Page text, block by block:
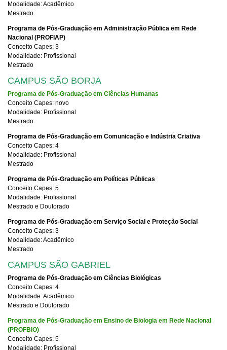
Modalidade: Acadêmico
Mestrado
Programa de Pós-Graduação em Administração Pública em Rede
Nacional (PROFIAP)
Conceito Capes: 3
Modalidade: Profissional
Mestrado
CAMPUS SÃO BORJA
Programa de Pós-Graduação em Ciências Humanas
Conceito Capes: novo
Modalidade: Profissional
Mestrado
Programa de Pós-Graduação em Comunicação e Indústria Criativa
Conceito Capes: 4
Modalidade: Profissional
Mestrado
Programa de Pós-Graduação em Políticas Públicas
Conceito Capes: 5
Modalidade: Profissional
Mestrado e Doutorado
Programa de Pós-Graduação em Serviço Social e Proteção Social
Conceito Capes: 3
Modalidade: Acadêmico
Mestrado
CAMPUS SÃO GABRIEL
Programa de Pós-Graduação em Ciências Biológicas
Conceito Capes: 4
Modalidade: Acadêmico
Mestrado e Doutorado
Programa de Pós-Graduação em Ensino de Biologia em Rede Nacional
(PROFBIO)
Conceito Capes: 5
Modalidade: Profissional